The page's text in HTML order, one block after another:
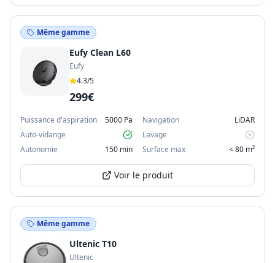
Même gamme
Eufy Clean L60
Eufy
4.3/5
299€
Puissance d'aspiration 5000 Pa Navigation
LiDAR
Auto-vidange
Lavage
Autonomie
150 min Surface max < 80 m²
Voir le produit
Même gamme
Ultenic T10
Ultenic